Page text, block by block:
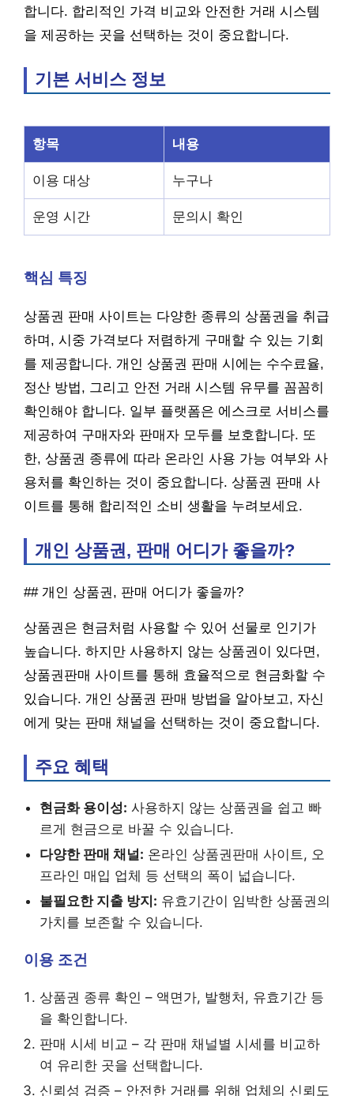
합니다. 합리적인 가격 비교와 안전한 거래 시스템
을 제공하는 곳을 선택하는 것이 중요합니다.
기본 서비스 정보
항목 내용
이용 대상 누구나
운영 시간 문의시 확인
핵심 특징
상품권 판매 사이트는 다양한 종류의 상품권을 취급
하며, 시중 가격보다 저렴하게 구매할 수 있는 기회
를 제공합니다. 개인 상품권 판매 시에는 수수료율,
정산 방법, 그리고 안전 거래 시스템 유무를 꼼꼼히
확인해야 합니다. 일부 플랫폼은 에스크로 서비스를
제공하여 구매자와 판매자 모두를 보호합니다. 또
한, 상품권 종류에 따라 온라인 사용 가능 여부와 사
용처를 확인하는 것이 중요합니다. 상품권 판매 사
이트를 통해 합리적인 소비 생활을 누려보세요.
개인 상품권, 판매 어디가 좋을까?
## 개인 상품권, 판매 어디가 좋을까?
상품권은 현금처럼 사용할 수 있어 선물로 인기가
높습니다. 하지만 사용하지 않는 상품권이 있다면,
상품권판매 사이트를 통해 효율적으로 현금화할 수
있습니다. 개인 상품권 판매 방법을 알아보고, 자신
에게 맞는 판매 채널을 선택하는 것이 중요합니다.
주요 혜택
현금화 용이성: 사용하지 않는 상품권을 쉽고 빠
르게 현금으로 바꿀 수 있습니다.
다양한 판매 채널: 온라인 상품권판매 사이트, 오
프라인 매입 업체 등 선택의 폭이 넓습니다.
불필요한 지출 방지: 유효기간이 임박한 상품권의
가치를 보존할 수 있습니다.
이용 조건
상품권 종류 확인 – 액면가, 발행처, 유효기간 등
을 확인합니다.
판매 시세 비교 – 각 판매 채널별 시세를 비교하
여 유리한 곳을 선택합니다.
신뢰성 검증 – 안전한 거래를 위해 업체의 신뢰도